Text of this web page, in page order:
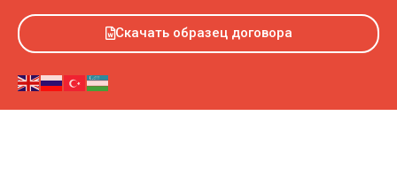
Скачать образец договора